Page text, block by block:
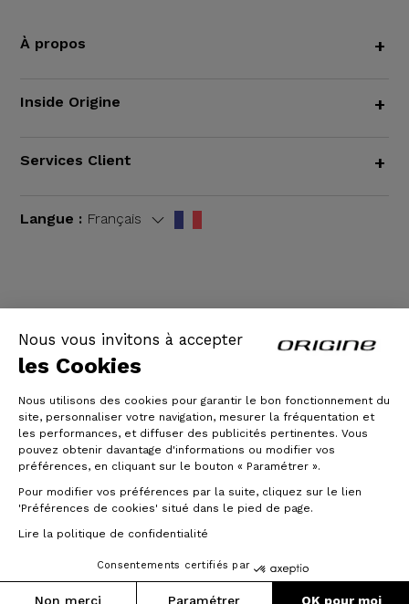
Nous vous invitons à accepter
les Cookies
Nous utilisons des cookies pour garantir le bon fonctionnement du
site, personnaliser votre navigation, mesurer la fréquentation et
les performances, et diffuser des publicités pertinentes. Vous
pouvez obtenir davantage d'informations ou modifier vos
préférences, en cliquant sur le bouton « Paramétrer ».
Pour modifier vos préférences par la suite, cliquez sur le lien
'Préférences de cookies' situé dans le pied de page.
Lire la politique de confidentialité
Consentements certifiés par
Non merci Paramétrer OK pour moi
À propos +
Inside Origine +
Services Client +
Langue : Français
© Origine Cycles